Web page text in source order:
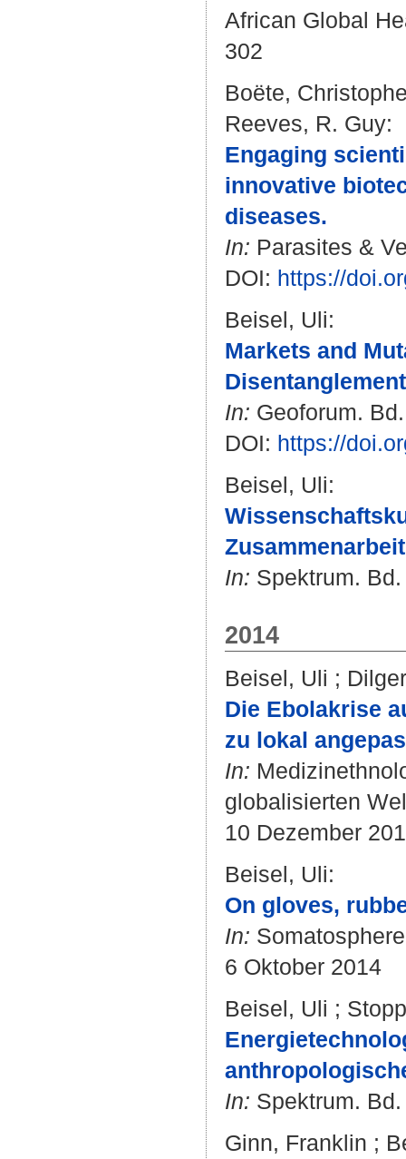
African Global
302
Boëte,
Reeves, R. Guy:
Engaging
innovative
diseases.
In: Parasites &
DOI: https://
Beisel, Uli:
Markets and
In: Geoforum.
DOI: https://
Beisel, Uli:
In: Spektrum.
2014
Beisel, Uli ;
Die Ebolakrise
zu lokal
In:
globalisierten
10 Dezember
Beisel, Uli:
On gloves,
In:
6 Oktober 2014
Beisel, Uli ;
In: Spektrum.
Ginn, Franklin ;